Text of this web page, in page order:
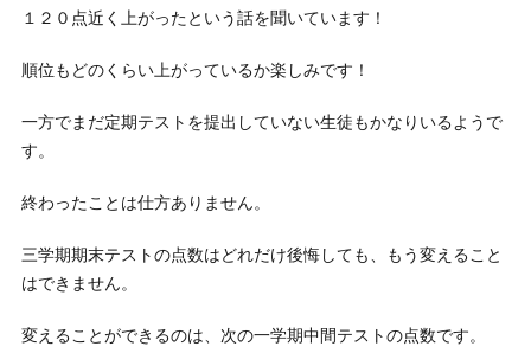
１２０点近く上がったという話を聞いています！
順位もどのくらい上がっているか楽しみです！
一方でまだ定期テストを提出していない生徒もかなりいるようで
す。
終わったことは仕方ありません。
三学期期末テストの点数はどれだけ後悔しても、もう変えること
はできません。
変えることができるのは、次の一学期中間テストの点数です。